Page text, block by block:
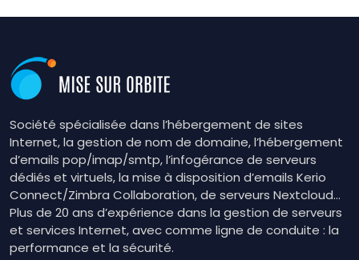
Société spécialisée dans l’hébergement de sites
Internet, la gestion de nom de domaine, l’hébergement
d’emails pop/imap/smtp, l’infogérance de serveurs
dédiés et virtuels, la mise à disposition d’emails Kerio
Connect/Zimbra Collaboration, de serveurs Nextcloud…
Plus de 20 ans d’expérience dans la gestion de serveurs
et services Internet, avec comme ligne de conduite : la
performance et la sécurité.